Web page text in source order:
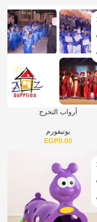
أرواب التخرج
يونيفورم
EGP0.00